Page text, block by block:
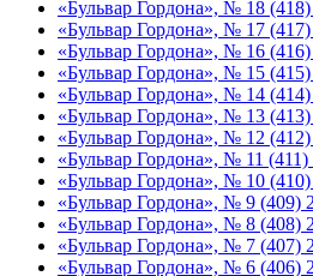
«Бульвар Гордона», № 18 (418)
«Бульвар Гордона», № 17 (417)
«Бульвар Гордона», № 16 (416)
«Бульвар Гордона», № 15 (415)
«Бульвар Гордона», № 14 (414)
«Бульвар Гордона», № 13
«Бульвар Гордона», № 12
«Бульвар Гордона», № 11 (411)
«Бульвар Гордона», № 10
«Бульвар Гордона», № 9 (409)
«Бульвар Гордона», № 8 (408)
«Бульвар Гордона», № 7 (407)
«Бульвар Гордона», № 6 (406)